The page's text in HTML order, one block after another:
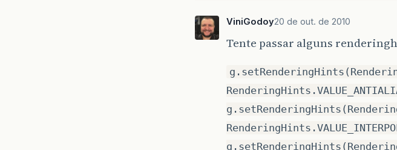
ImageWriter writer
ImageWriteParam
=
iwp .
iwp.
// 1 specifies minimum
FileImageOutputStream
writer.setOutput(
ViniGodoy20 de out. de 2010
Tente passar alguns